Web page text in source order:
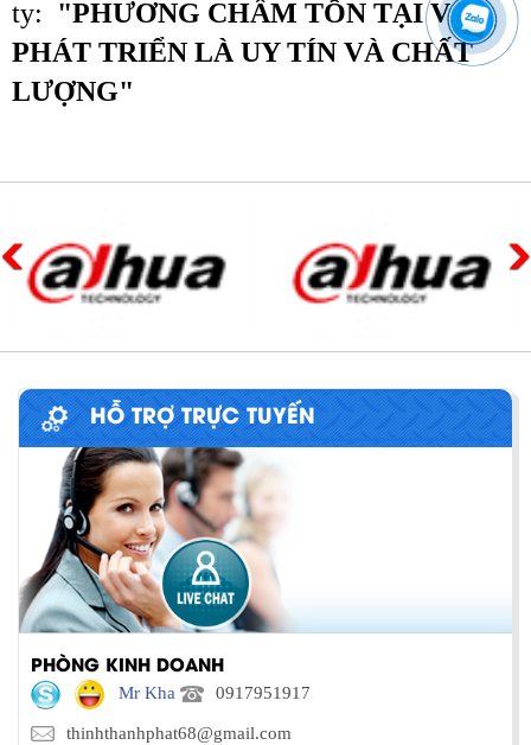
ty:
"PHƯƠNG CHÂM TỒN TẠI VÀ
PHÁT TRIỂN LÀ UY TÍN VÀ CHẤT
LƯỢNG"
HỖ TRỢ TRỰC TUYẾN
PHÒNG KINH DOANH
Mr Kha 0917951917
thinhthanhphat68@gmail.com